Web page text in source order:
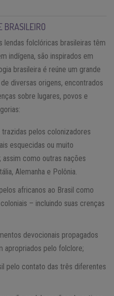
BRASILEIRO
lendas folclóricas brasileiras têm
indígena, são inspirados em
brasileira é reúne um grande
diversas origens, encontrados
sobre lugares, povos e
pelos colonizadores
esquecidas ou muito
como outras nações
Alemanha e Polônia.
africanos ao Brasil como
– incluindo suas crenças
devocionais propagados
apropriados pelo folclore;
pelo contato das três diferentes